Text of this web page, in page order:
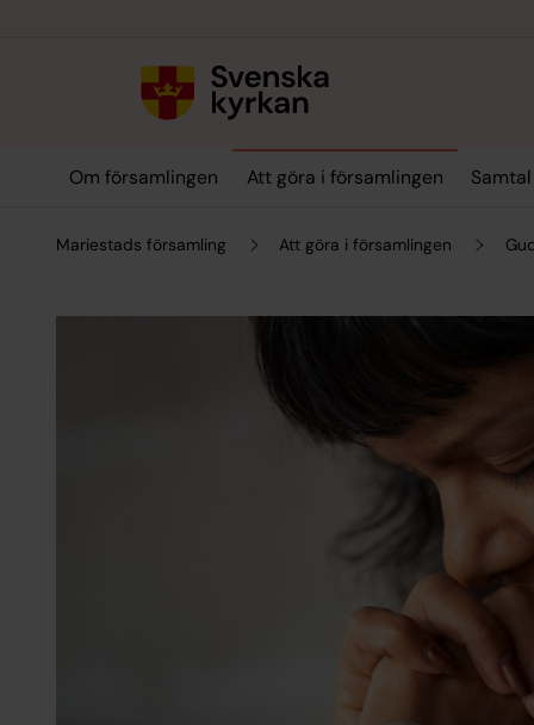
Om församlingen Att göra i församlingen
Mariestads församling Att göra i församlingen